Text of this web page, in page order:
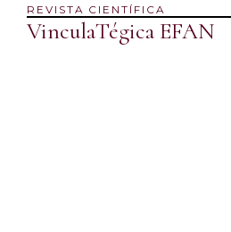
REVISTA CIENTÍFICA
VinculaTégica EFAN